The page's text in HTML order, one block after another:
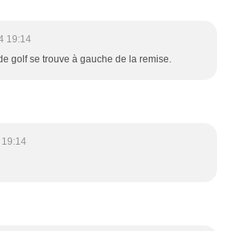
19:14
golf se trouve à gauche de la remise.